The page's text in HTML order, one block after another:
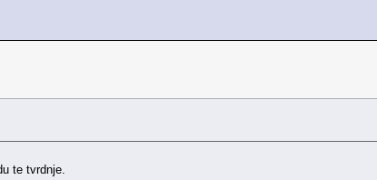
te tvrdnje.